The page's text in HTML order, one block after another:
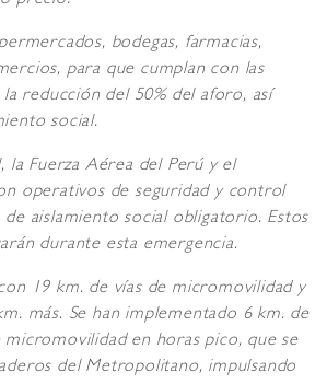
bodegas, farmacias,
para que cumplan con las
la reducción del 50% del aforo, así
social.
la Fuerza Aérea del Perú y el
operativos de seguridad y control
aislamiento social obligatorio. Estos
durante esta emergencia.
19 km. de vías de micromovilidad y
más. Se han implementado 6 km. de
micromovilidad en horas pico, que se
del Metropolitano, impulsando